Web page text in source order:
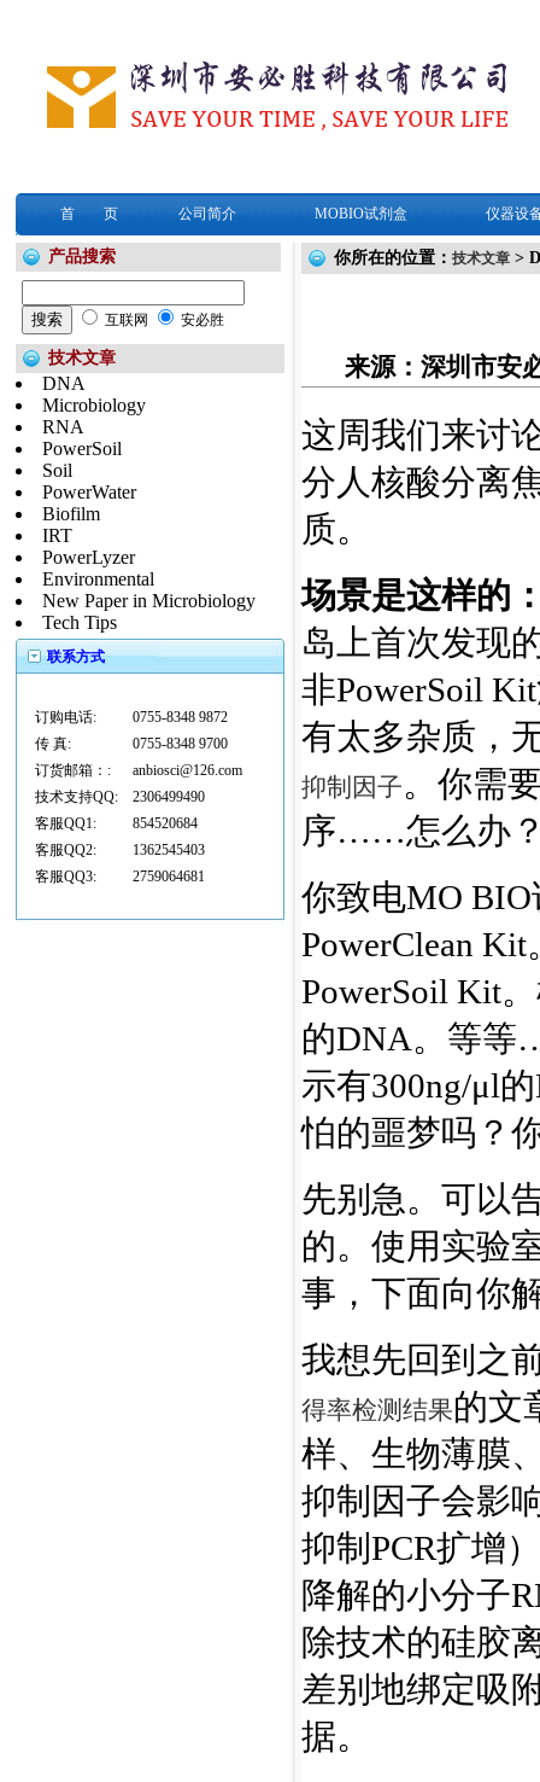
首 页 公司简介 MOBIO试剂盒 仪器设
产品搜索
互联网 安必胜
技术文章
DNA
Microbiology
RNA
PowerSoil
Soil
PowerWater
Biofilm
IRT
PowerLyzer
Environmental
New Paper in Microbiology
Tech Tips
联系方式
订购电话:
0755-8348 9872
传 真:
0755-8348 9700
订货邮箱：:
anbiosci@126.com
技术支持QQ:
2306499490
客服QQ1:
854520684
客服QQ2:
1362545403
客服QQ3:
2759064681
你所在的位置： 技术文章>
来源：深圳市安
这周我们来讨
分人核酸分离
质。
场景是这样的
岛上首次发现
非PowerSoil
有太多杂质，
抑制因子。你需
序……怎么办
你致电MO
PowerClean
PowerSoil Kit
的DNA。等等
示有300ng/μl
怕的噩梦吗？
先别急。可以
的。使用实验
事，下面向你
我想先回到之
得率检测结果的文
样、生物薄膜
抑制因子会影
抑制PCR扩增
降解的小分子
除技术的硅胶
差别地绑定吸
据。